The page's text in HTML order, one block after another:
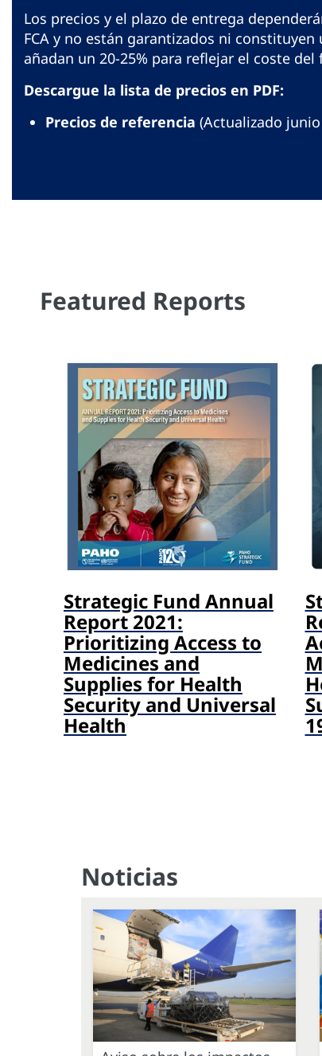
Los precios y el plazo de entrega
FCA y no están garantizados ni
añadan un 20-25% para reflejar el coste
Descargue la lista de precios en PDF:
Precios de referencia (Actualizado junio
Featured Reports
Strategic Fund Annual
Report 2021:
Prioritizing Access to
Medicines and
Supplies for Health
Security and Universal
Health
Noticias